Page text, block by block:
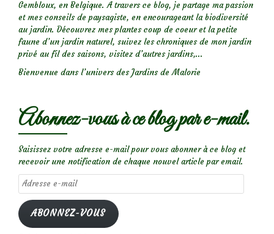
Gembloux, en Belgique. A travers ce blog, je partage ma passion
et mes conseils de paysagiste, en encourageant la biodiversité
au jardin. Découvrez mes plantes coup de coeur et la petite
faune d’un jardin naturel, suivez les chroniques de mon jardin
privé au fil des saisons, visitez d’autres jardins,...
Bienvenue dans l’univers des Jardins de Malorie
Abonnez-vous à ce blog par e-mail.
Saisissez votre adresse e-mail pour vous abonner à ce blog et
recevoir une notification de chaque nouvel article par email.
Adresse
e-
mail
ABONNEZ-VOUS